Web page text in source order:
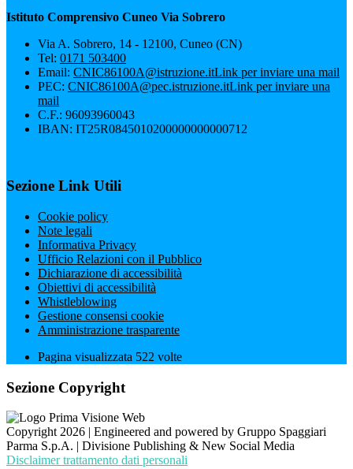
Istituto Comprensivo Cuneo Via Sobrero
Via A. Sobrero, 14 - 12100, Cuneo (CN)
Tel: 0171 503400
Email: CNIC86100A@istruzione.itLink per inviare una mail
PEC: CNIC86100A@pec.istruzione.itLink per inviare una
mail
C.F.: 96093960043
IBAN: IT25R0845010200000000000712
Sezione Link Utili
Cookie policy
Note legali
Informativa Privacy
Ufficio Relazioni con il Pubblico
Dichiarazione di accessibilità
Obiettivi di accessibilità
Whistleblowing
Gestione consensi cookie
Amministrazione trasparente
Pagina visualizzata 522 volte
Sezione Copyright
Copyright 2026 | Engineered and powered by Gruppo Spaggiari
Parma S.p.A. | Divisione Publishing & New Social Media
Disclaimer trattamento dati personali